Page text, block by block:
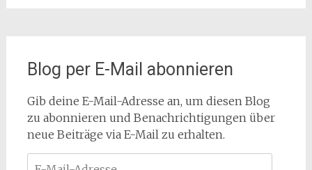
Blog per E-Mail abonnieren
Gib deine E-Mail-Adresse an, um diesen Blog
zu abonnieren und Benachrichtigungen über
neue Beiträge via E-Mail zu erhalten.